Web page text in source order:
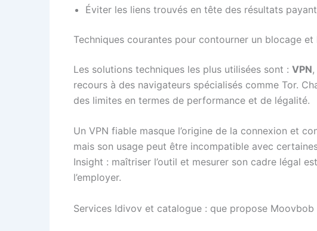
Éviter les liens trouvés en tête des résultats
Techniques courantes pour contourner un blocage
Les solutions techniques les plus utilisées sont : VPN
recours à des navigateurs spécialisés comme Tor.
des limites en termes de performance et de légalité.
Un VPN fiable masque l’origine de la connexion et
mais son usage peut être incompatible avec
Insight : maîtriser l’outil et mesurer son cadre légal
l’employer.
Services Idivov et catalogue : que propose Moovbob